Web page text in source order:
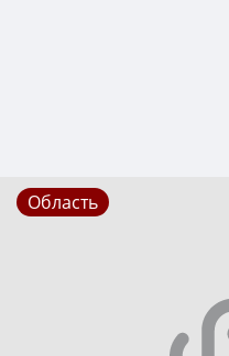
Область